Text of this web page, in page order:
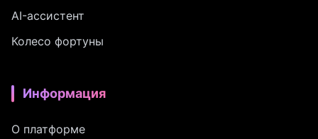
AI-ассистент
Колесо фортуны
Информация
О платформе